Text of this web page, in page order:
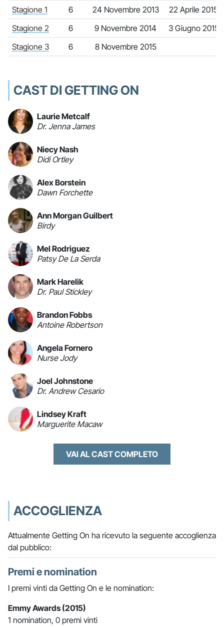
Stagione 1
6 24 Novembre 2013
22 Aprile 2015
Stagione 2
6 9 Novembre 2014
3 Giugno 2015
Stagione 3
6 8 Novembre 2015
CAST DI GETTING ON
Laurie Metcalf
Dr. Jenna James
Niecy Nash
Didi Ortley
Alex Borstein
Dawn Forchette
Ann Morgan Guilbert
Birdy
Mel Rodriguez
Patsy De La Serda
Mark Harelik
Dr. Paul Stickley
Brandon Fobbs
Antoine Robertson
Angela Fornero
Nurse Jody
Joel Johnstone
Dr. Andrew Cesario
Lindsey Kraft
Marguerite Macaw
VAI AL CAST COMPLETO
ACCOGLIENZA
Attualmente Getting On ha ricevuto la seguente accoglienza
dal pubblico:
Premi e nomination
I premi vinti da Getting On e le nomination:
Emmy Awards (2015)
1 nomination, 0 premi vinti